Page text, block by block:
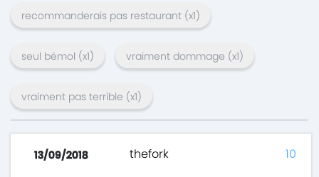
recommanderais pas restaurant (x1)
seul bémol (x1) vraiment dommage (x1)
vraiment pas terrible (x1)
13/09/2018 thefork 10